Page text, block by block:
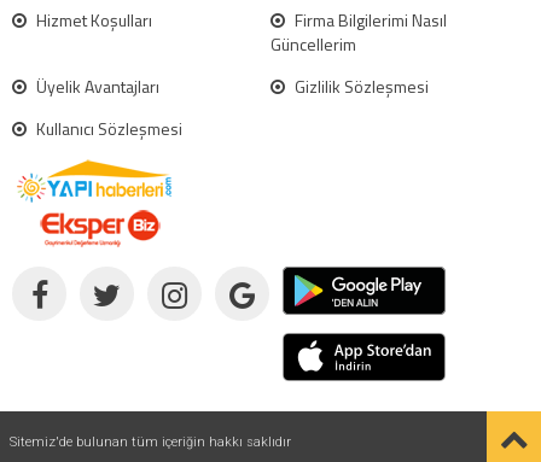
Hizmet Koşulları
Firma Bilgilerimi Nasıl
Güncellerim
Üyelik Avantajları
Gizlilik Sözleşmesi
Kullanıcı Sözleşmesi
Sitemiz'de bulunan tüm içeriğin hakkı saklıdır